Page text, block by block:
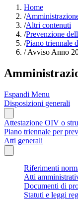
Home
/
/Altri contenuti
/Prevenzione
/Piano triennale
/Avviso Anno
Espandi Menu
Disposizioni generali
Attestazione OIV o
Piano triennale per
Atti generali
Riferimenti
Atti
Documenti di
Statuti e leggi